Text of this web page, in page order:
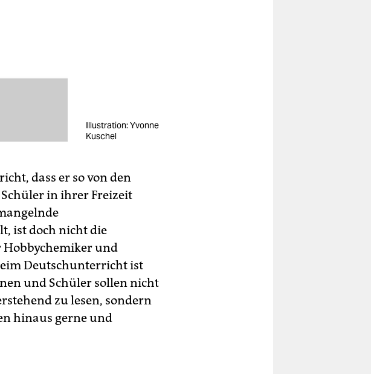
Illustration: Yvonne
Kuschel
dass er so von den
in ihrer Freizeit
ist doch nicht die
und
Deutschunterricht ist
und Schüler sollen nicht
zu lesen, sondern
hinaus gerne und